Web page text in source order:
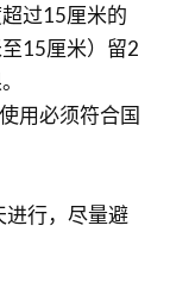
过15厘米的
15厘米）留2
用必须符合国
进行，尽量避